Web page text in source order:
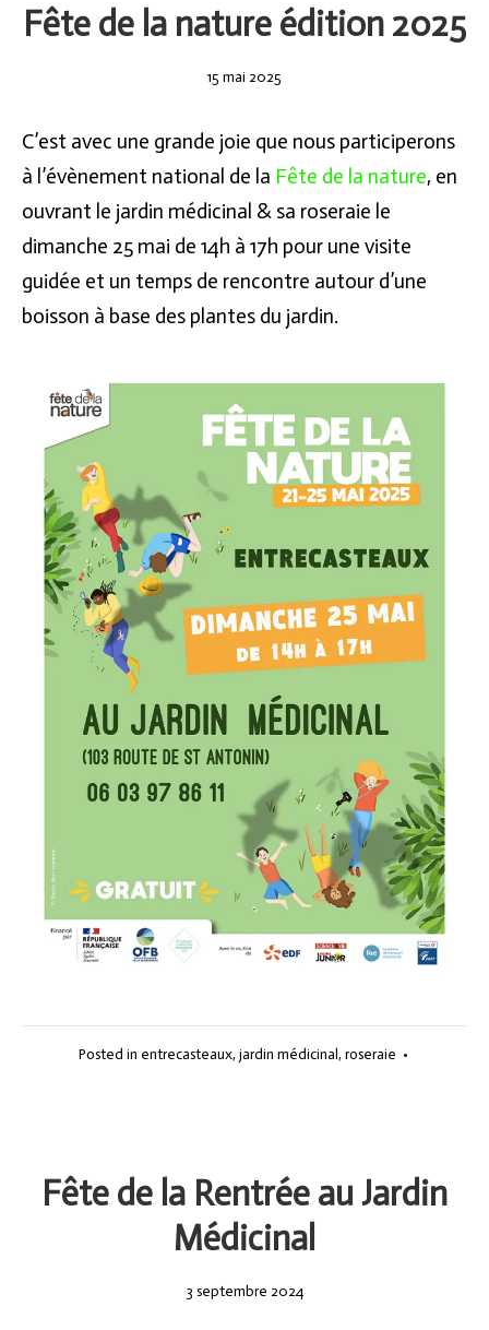
Fête de la nature édition 2025
15 mai 2025
C’est avec une grande joie que nous participerons
à l’évènement national de la Fête de la nature, en
ouvrant le jardin médicinal & sa roseraie le
dimanche 25 mai de 14h à 17h pour une visite
guidée et un temps de rencontre autour d’une
boisson à base des plantes du jardin.
Posted in entrecasteaux, jardin médicinal, roseraie •
Fête de la Rentrée au Jardin
Médicinal
3 septembre 2024